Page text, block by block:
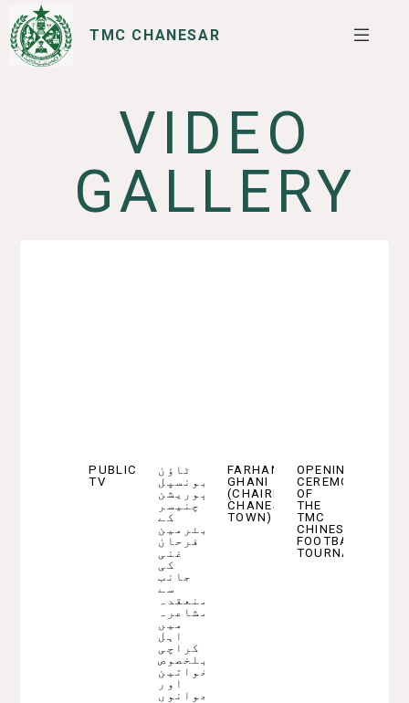
TMC CHANESAR
SERVICES
I WANT TOVIDEO
GALLERY
PUBLIC
TV
ٹاؤن
میونسپل
کارپوریشن
چنیسر
کے
چیئرمین
فرحان
غنی
کی
جانب
سے
منعقدہ
مشاعرہ
میں
اہل
کراچی
بلخصوص
خواتین
اور
نوجوانوں
FARHAN
GHANI
(CHAIRMAN
CHANESAR
TOWN)
OPENING
CEREMONY
OF
THE
TMC
CHINESAR
FOOTBALL
TOURNAMENT